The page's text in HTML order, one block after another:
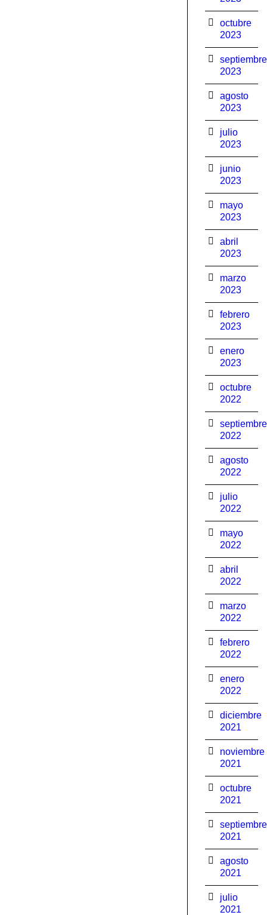
octubre
2023
septiembre
2023
agosto
2023
julio
2023
junio
2023
mayo
2023
abril
2023
marzo
2023
febrero
2023
enero
2023
octubre
2022
septiembre
2022
agosto
2022
julio
2022
mayo
2022
abril
2022
marzo
2022
febrero
2022
enero
2022
diciembre
2021
noviembre
2021
octubre
2021
septiembre
2021
agosto
2021
julio
2021